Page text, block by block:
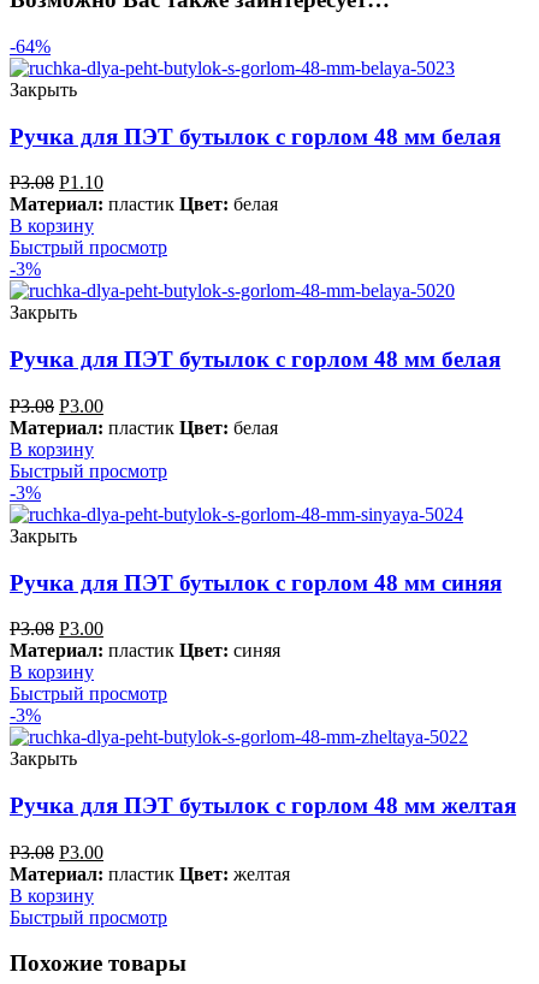
-64%
Закрыть
Ручка для ПЭТ бутылок с горлом 48 мм белая
Р3.08 Р1.10
Материал: пластик Цвет: белая
В корзину
Быстрый просмотр
-3%
Закрыть
Ручка для ПЭТ бутылок с горлом 48 мм белая
Р3.08 Р3.00
Материал: пластик Цвет: белая
В корзину
Быстрый просмотр
-3%
Закрыть
Ручка для ПЭТ бутылок с горлом 48 мм синяя
Р3.08 Р3.00
Материал: пластик Цвет: синяя
В корзину
Быстрый просмотр
-3%
Закрыть
Ручка для ПЭТ бутылок с горлом 48 мм желтая
Р3.08 Р3.00
Материал: пластик Цвет: желтая
В корзину
Быстрый просмотр
Похожие товары